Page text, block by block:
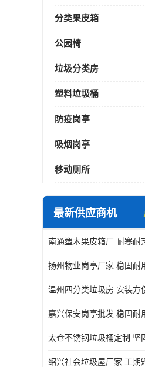
分类果皮箱
公园椅
垃圾分类房
塑料垃圾桶
防疫岗亭
吸烟岗亭
移动厕所
最新供应商机